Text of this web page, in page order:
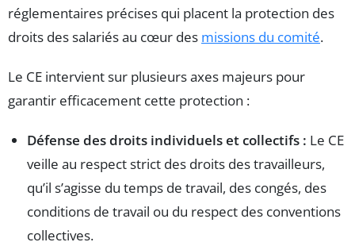
réglementaires précises qui placent la protection des
droits des salariés au cœur des missions du comité.
Le CE intervient sur plusieurs axes majeurs pour
garantir efficacement cette protection :
Défense des droits individuels et collectifs : Le CE
veille au respect strict des droits des travailleurs,
qu’il s’agisse du temps de travail, des congés, des
conditions de travail ou du respect des conventions
collectives.